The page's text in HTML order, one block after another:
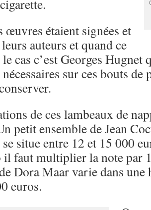
œuvres étaient signées et
auteurs et quand ce
le cas c’est Georges
sur ces bouts de
de ces lambeaux de
petit ensemble de Jean
situe entre 12 et 15 000
il faut multiplier la note par
Dora Maar varie dans une
euros.